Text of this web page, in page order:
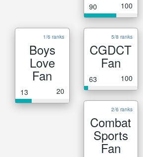
90 100
1/6 ranks
Boys
Love
Fan
13 20
5/8 ranks
CGDCT
Fan
63 100
2/6 ranks
Combat
Sports
Fan